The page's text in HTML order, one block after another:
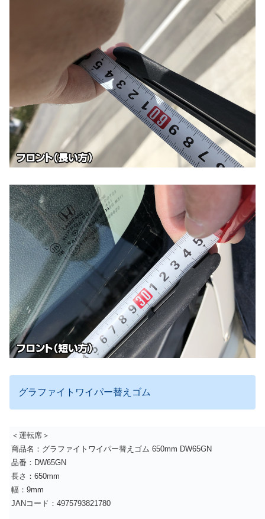
グラファイトワイパー替えゴム
＜運転席＞
商品名：グラファイトワイパー替えゴム 650mm DW65GN
品番：DW65GN
長さ：650mm
幅：9mm
JANコード：4975793821780